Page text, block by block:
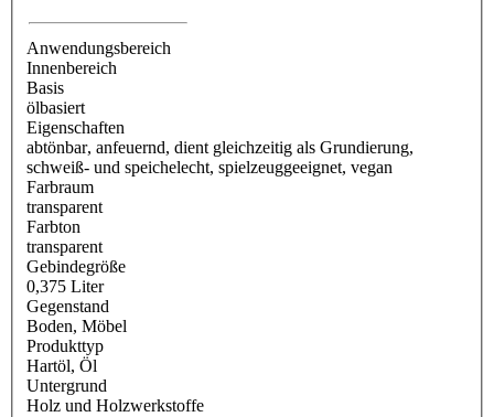
Anwendungsbereich
Innenbereich
Basis
ölbasiert
Eigenschaften
abtönbar, anfeuernd, dient gleichzeitig als Grundierung,
schweiß- und speichelecht, spielzeuggeeignet, vegan
Farbraum
transparent
Farbton
transparent
Gebindegröße
0,375 Liter
Gegenstand
Boden, Möbel
Produkttyp
Hartöl, Öl
Untergrund
Holz und Holzwerkstoffe